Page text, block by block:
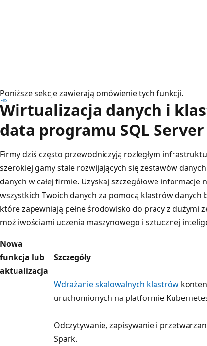
Poniższe sekcje zawierają omówienie tych funkcji.
Wirtualizacja danych i
data programu SQL Server
Firmy dziś często przewodniczyją rozległym
szerokiej gamy stale rozwijających się zestawów
danych w całej firmie. Uzyskaj szczegółowe informacje
wszystkich Twoich danych za pomocą klastrów danych
które zapewniają pełne środowisko do pracy z dużymi
możliwościami uczenia maszynowego i sztucznej
Nowa
funkcja lub
aktualizacja
Szczegóły
Wdrażanie skalowalnych klastrów
uruchomionych na platformie
Odczytywanie, zapisywanie i
Spark.